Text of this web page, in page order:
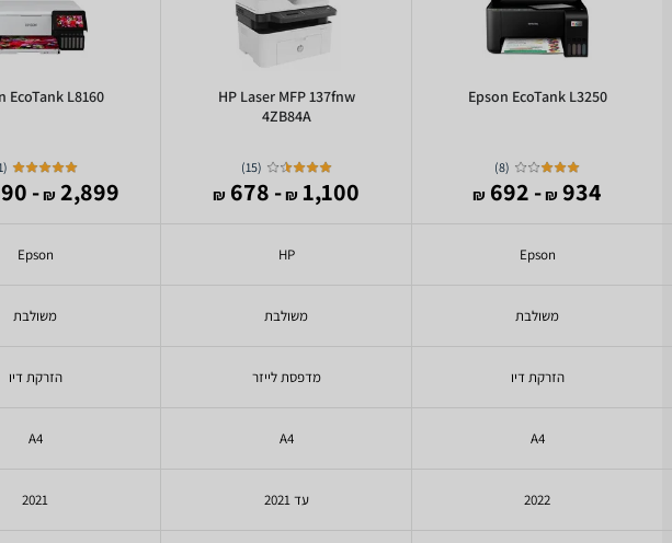
Epson EcoTank L3250
(
8
)
934
₪
- 692
₪
Epson
משולבת
הזרקת דיו
A4
2022
HP Laser MFP 137fnw
4ZB84A
(
15
)
1,100
₪
- 678
₪
HP
משולבת
מדפסת לייזר
A4
עד 2021
EcoTank L8160
(
2,899
₪
- 2,890
Epson
משולבת
הזרקת דיו
A4
2021